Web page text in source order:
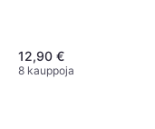
12,90 €
8 kauppoja